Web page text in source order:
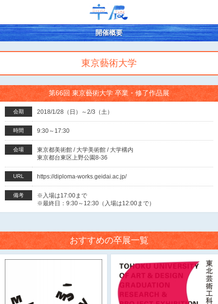
開催概要
東京藝術大学
第66回 東京藝術大学 卒業・修了作品展
会期 2018/1/28（日）～2/3（土）
時間 9:30～17:30
会場
東京都美術館 / 大学美術館 / 大学構内
東京都台東区上野公園8-36
URL https://diploma-works.geidai.ac.jp/
備考
※入場は17:00まで
※最終日：9:30～12:30（入場は12:00まで）
おすすめの卒展一覧